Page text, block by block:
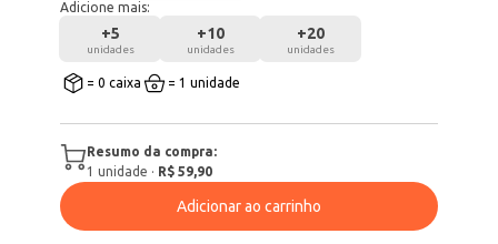
Adicione mais:
+5
unidades
+10
unidades
+20
unidades
= 0 caixa = 1 unidade
Resumo da compra:
1 unidade · R$ 59,90
Adicionar ao carrinho